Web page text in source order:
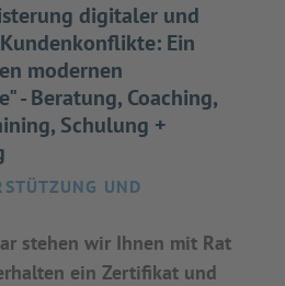
digitaler und
Ein
modernen
- Beratung, Coaching,
Schulung +
UND
stehen wir Ihnen mit Rat
ein Zertifikat und